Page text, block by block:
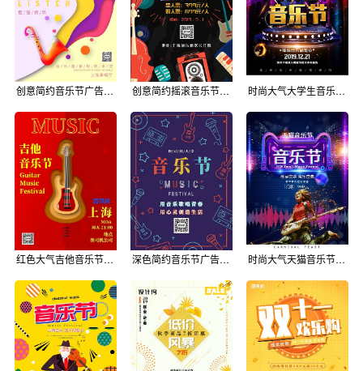
创意简约音乐节广告印刷海报模板 创意简约摇滚音乐节广告印刷海报模板 时尚大气大学生音乐节广告印刷海报模板
红色大气吉他音乐节广告印刷海报模板 深色简约音乐节广告印刷海报模板 时尚大气天猫音乐节广告印刷海报模板